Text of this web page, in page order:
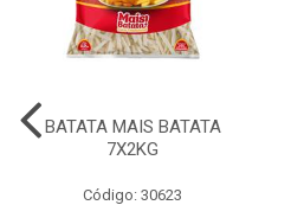
BATATA MAIS BATATA
7X2KG
Código: 30623